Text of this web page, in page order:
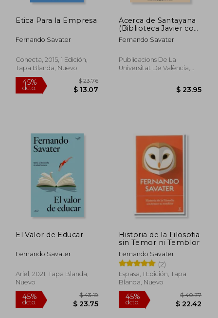
Etica Para la Empresa
Fernando Savater
Conecta, 2015, 1 Edición,
Tapa Blanda, Nuevo
Acerca de Santayana
(Biblioteca Javier coy
D'estudis Nord-
Americans)
Fernando Savater
Publicacions De La
Universitat De València,
El Valor de Educar
Fernando Savater
Ariel, 2021, Tapa Blanda,
Nuevo
Historia de la Filosofia
sin Temor ni Temblor
Fernando Savater
(2)
Espasa, 1 Edición, Tapa
Blanda, Nuevo